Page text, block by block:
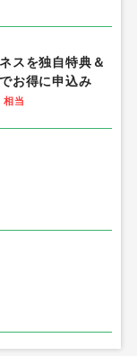
スを独自特典＆
お得に申込み
相当